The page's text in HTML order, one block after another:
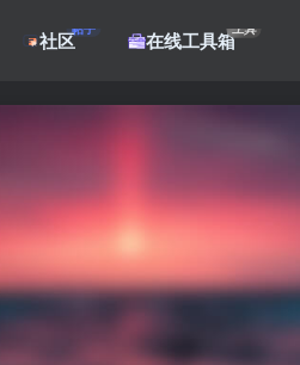
社区帖子 在线工具箱工具